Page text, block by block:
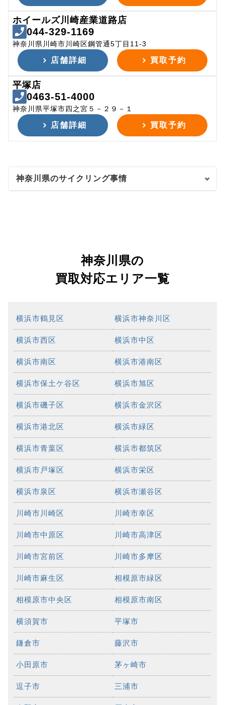
ホイールズ川崎産業道路店
044-329-1169
神奈川県川崎市川崎区鋼管通5丁目11-3
店舗詳細 買取予約
平塚店
0463-51-4000
神奈川県平塚市四之宮５－２９－１
店舗詳細 買取予約
神奈川県のサイクリング事情
神奈川県の
買取対応エリア一覧
横浜市鶴見区 横浜市神奈川区
横浜市西区 横浜市中区
横浜市南区 横浜市港南区
横浜市保土ケ谷区 横浜市旭区
横浜市磯子区 横浜市金沢区
横浜市港北区 横浜市緑区
横浜市青葉区 横浜市都筑区
横浜市戸塚区 横浜市栄区
横浜市泉区 横浜市瀬谷区
川崎市川崎区 川崎市幸区
川崎市中原区 川崎市高津区
川崎市宮前区 川崎市多摩区
川崎市麻生区 相模原市緑区
相模原市中央区 相模原市南区
横須賀市 平塚市
鎌倉市 藤沢市
小田原市 茅ヶ崎市
逗子市 三浦市